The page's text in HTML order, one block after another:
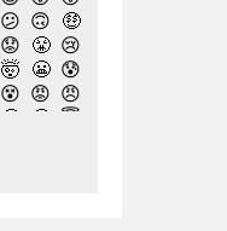
😕 🙃 🤑
😟 😤 😢
🤯 😬 😰
😵 😡 😠
🤮 🤧 😇